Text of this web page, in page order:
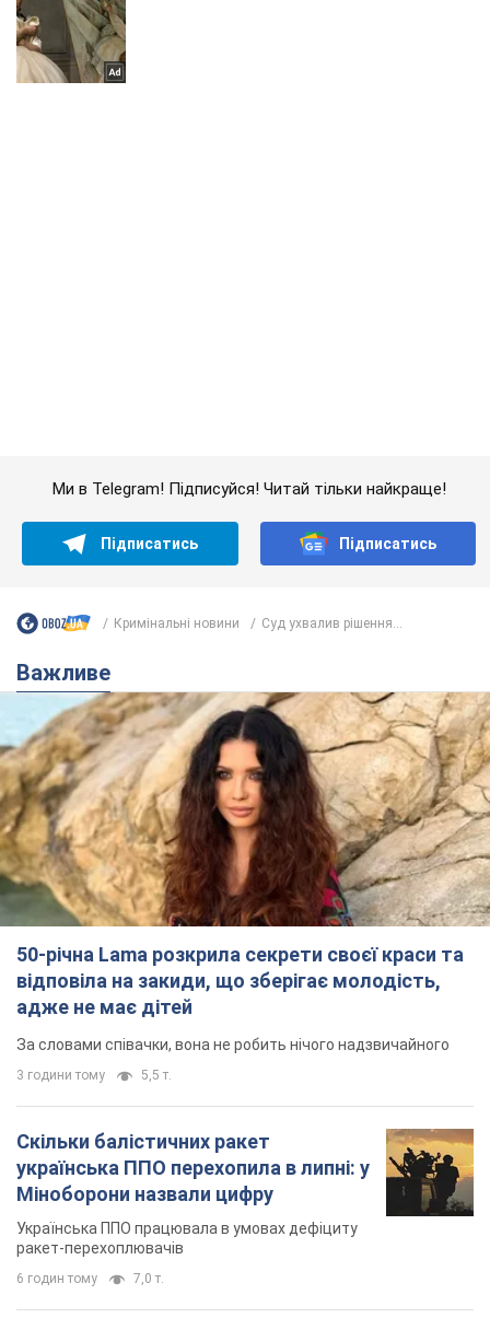
відповіла на закиди, що зберігає молодість,
адже не має дітей
За словами співачки, вона не робить нічого надзвичайного
3 години тому 5,5 т.
Скільки балістичних ракет
українська ППО перехопила в липні: у
Міноборони назвали цифру
Українська ППО працювала в умовах дефіциту
ракет-перехоплювачів
6 годин тому 7,0 т.
Ауріка Ротару через суд змінила
свою пенсію, на яку раніше
жалілася: скільки отримувала
співачка
У виплату не врахували зарплатню артистки за
час роботи в Чернівецькій філармонії
за 7 годин